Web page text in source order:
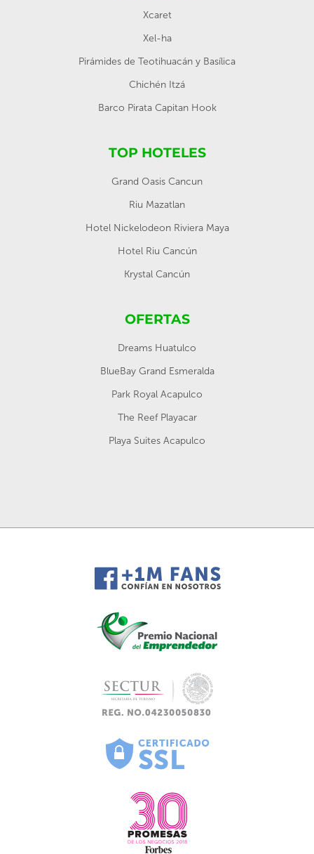
Xcaret
Xel-ha
Pirámides de Teotihuacán y Basílica
Chichén Itzá
Barco Pirata Capitan Hook
TOP HOTELES
Grand Oasis Cancun
Riu Mazatlan
Hotel Nickelodeon Riviera Maya
Hotel Riu Cancún
Krystal Cancún
OFERTAS
Dreams Huatulco
BlueBay Grand Esmeralda
Park Royal Acapulco
The Reef Playacar
Playa Suites Acapulco